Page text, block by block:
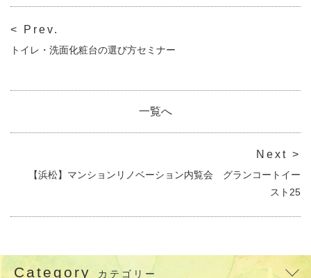
< Prev.
トイレ・洗面化粧台の選び方セミナー
一覧へ
Next >
【浜松】マンションリノベーション内覧会 グランコートイー
スト25
Category カテゴリー